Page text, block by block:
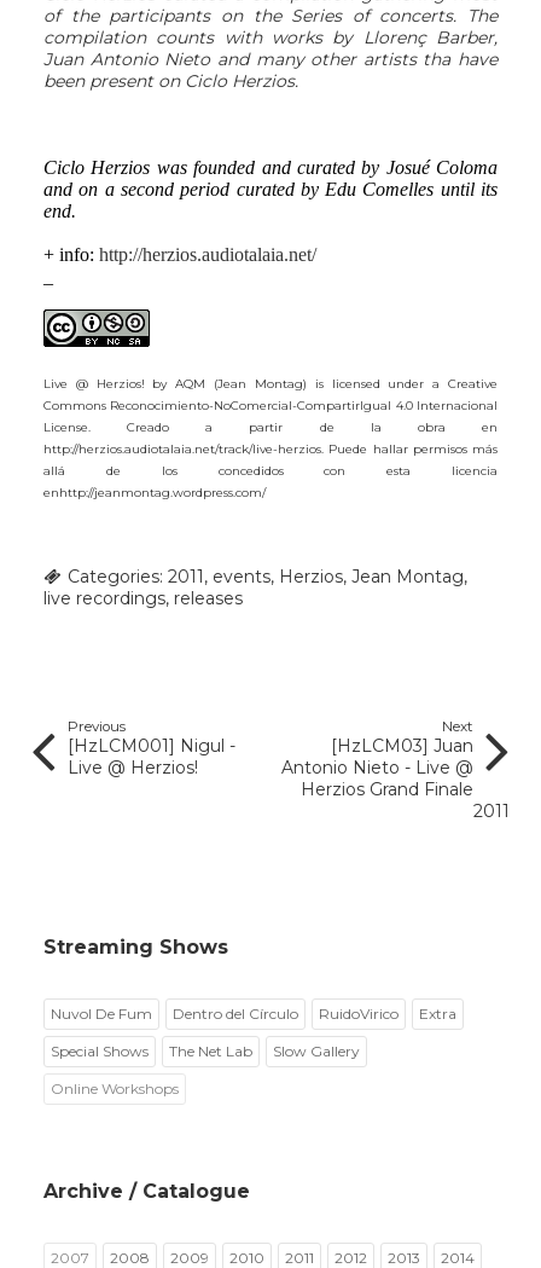
of the participants on the Series of concerts. The
compilation counts with works by Llorenç Barber,
Juan Antonio Nieto and many other artists tha have
been present on Ciclo Herzios.
Ciclo Herzios was founded and curated by Josué Coloma
and on a second period curated by Edu Comelles until its
end.
+ info: http://herzios.audiotalaia.net/
Live @ Herzios! by AQM (Jean Montag) is licensed under a Creative
Commons Reconocimiento-NoComercial-CompartirIgual 4.0 Internacional
License. Creado a partir de la obra en
http://herzios.audiotalaia.net/track/live-herzios. Puede hallar permisos más
allá de los concedidos con esta licencia
enhttp://jeanmontag.wordpress.com/
Categories: 2011, events, Herzios, Jean Montag,
live recordings, releases
Previous
[HzLCM001] Nigul -
Live @ Herzios!
Next
[HzLCM03] Juan
Antonio Nieto - Live @
Herzios Grand Finale
2011
Streaming Shows
Nuvol De Fum Dentro del Círculo RuidoVirico Extra
Special Shows The Net Lab Slow Gallery
Online Workshops
Archive / Catalogue
2007 2008 2009 2010 2011 2012 2013 2014